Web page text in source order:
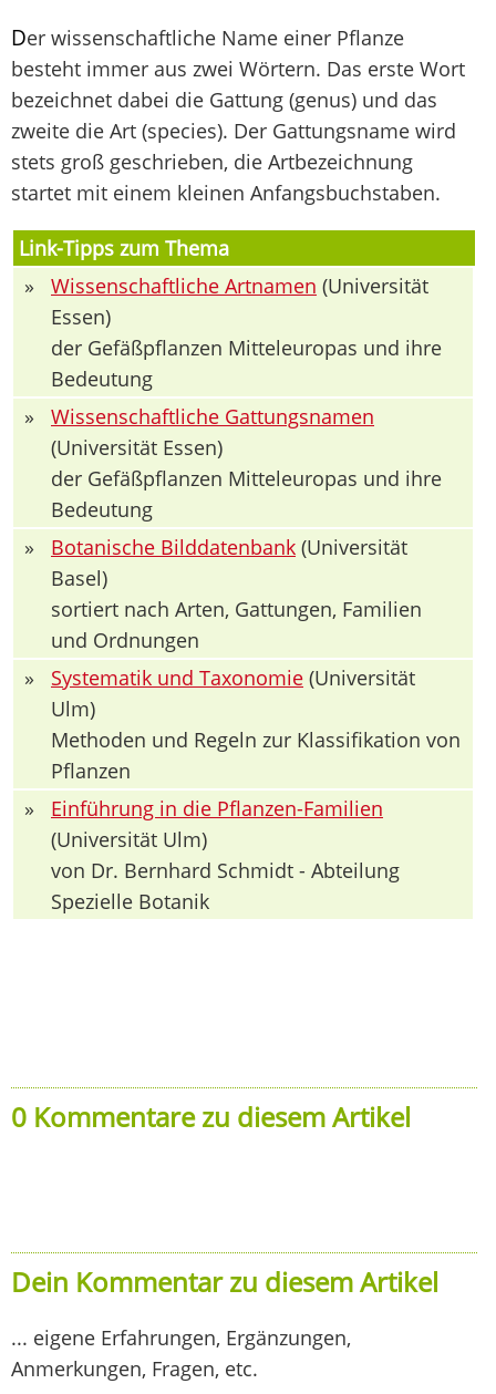
Der wissenschaftliche Name einer Pflanze
besteht immer aus zwei Wörtern. Das erste Wort
bezeichnet dabei die Gattung (genus) und das
zweite die Art (species). Der Gattungsname wird
stets groß geschrieben, die Artbezeichnung
startet mit einem kleinen Anfangsbuchstaben.
Link-Tipps zum Thema
»
Wissenschaftliche Artnamen (Universität
Essen)
der Gefäßpflanzen Mitteleuropas und ihre
Bedeutung
»
Wissenschaftliche Gattungsnamen
(Universität Essen)
der Gefäßpflanzen Mitteleuropas und ihre
Bedeutung
»
Botanische Bilddatenbank (Universität
Basel)
sortiert nach Arten, Gattungen, Familien
und Ordnungen
»
Systematik und Taxonomie (Universität
Ulm)
Methoden und Regeln zur Klassifikation von
Pflanzen
»
Einführung in die Pflanzen-Familien
(Universität Ulm)
von Dr. Bernhard Schmidt - Abteilung
Spezielle Botanik
0 Kommentare zu diesem Artikel
Dein Kommentar zu diesem Artikel
... eigene Erfahrungen, Ergänzungen,
Anmerkungen, Fragen, etc.